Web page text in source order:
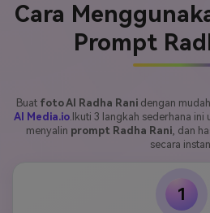
Cara
Prompt
Buat foto AI Radha Ranidengan
AI Media.io.Ikuti 3 langkah sederhana
menyalin prompt Radha Rani, dan
secara
1